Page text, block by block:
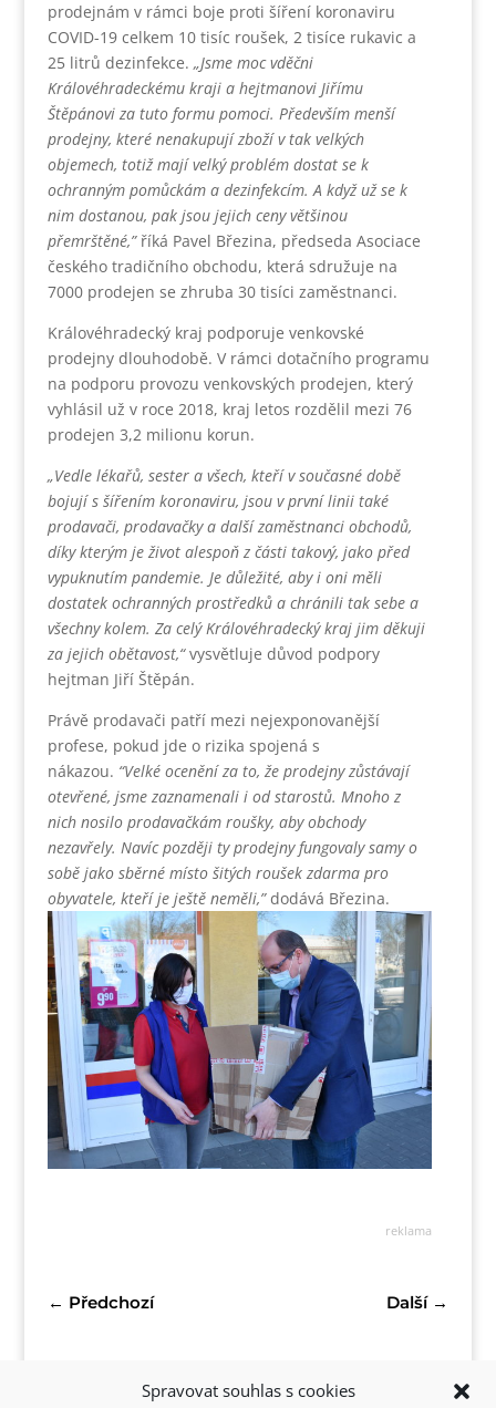
Spravovat souhlas s cookies
prodejnám v rámci boje proti šíření koronaviru
COVID-19 celkem 10 tisíc roušek, 2 tisíce rukavic a
25 litrů dezinfekce. „Jsme moc vděčni
Královéhradeckému kraji a hejtmanovi Jiřímu
Štěpánovi za tuto formu pomoci. Především menší
prodejny, které nenakupují zboží v tak velkých
objemech, totiž mají velký problém dostat se k
ochranným pomůckám a dezinfekcím. A když už se k
nim dostanou, pak jsou jejich ceny většinou
přemrštěné,”říká Pavel Březina, předseda Asociace
českého tradičního obchodu, která sdružuje na
7000 prodejen se zhruba 30 tisíci zaměstnanci.
Královéhradecký kraj podporuje venkovské
prodejny dlouhodobě. V rámci dotačního programu
na podporu provozu venkovských prodejen, který
vyhlásil už v roce 2018, kraj letos rozdělil mezi 76
prodejen 3,2 milionu korun.
„Vedle lékařů, sester a všech, kteří v současné době
bojují s šířením koronaviru, jsou v první linii také
prodavači, prodavačky a další zaměstnanci obchodů,
díky kterým je život alespoň z části takový, jako před
vypuknutím pandemie. Je důležité, aby i oni měli
dostatek ochranných prostředků a chránili tak sebe a
všechny kolem. Za celý Královéhradecký kraj jim děkuji
za jejich obětavost,“vysvětluje důvod podpory
hejtman Jiří Štěpán.
Právě prodavači patří mezi nejexponovanější
profese, pokud jde o rizika spojená s
nákazou. “Velké ocenění za to, že prodejny zůstávají
otevřené, jsme zaznamenali i od starostů. Mnoho z
nich nosilo prodavačkám roušky, aby obchody
nezavřely. Navíc později ty prodejny fungovaly samy o
sobě jako sběrné místo šitých roušek zdarma pro
obyvatele, kteří je ještě neměli,”dodává Březina.
reklama
← Předchozí Další→